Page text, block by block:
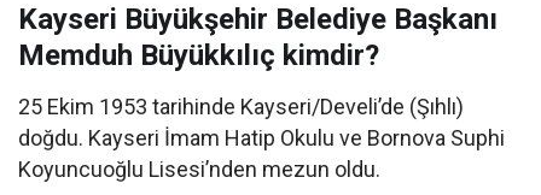
Kayseri Büyükşehir Belediye Başkanı
Memduh Büyükkılıç kimdir?
25 Ekim 1953 tarihinde Kayseri/Develi’de (Şıhlı)
doğdu. Kayseri İmam Hatip Okulu ve Bornova Suphi
Koyuncuoğlu Lisesi’nden mezun oldu.